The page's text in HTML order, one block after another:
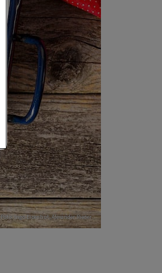
Foto: Ingo Eisenhut, Alexander Rieder